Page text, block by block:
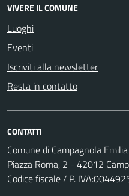
VIVERE IL COMUNE
Luoghi
Eventi
Iscriviti alla newsletter
Resta in contatto
CONTATTI
Comune di Campagnola Emilia
Piazza Roma, 2 - 42012
Codice fiscale / P.